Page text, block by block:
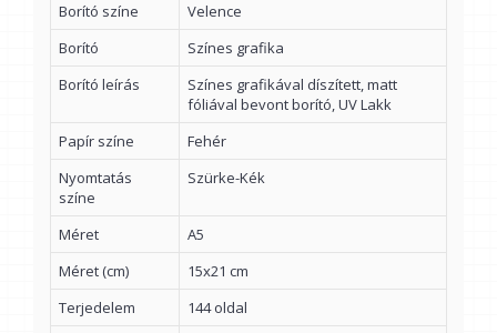
Borító színe
Velence
Borító
Színes grafika
Borító leírás
Színes grafikával díszített, matt
fóliával bevont borító, UV Lakk
Papír színe
Fehér
Nyomtatás
színe
Szürke-Kék
Méret
A5
Méret (cm)
15x21 cm
Terjedelem
144 oldal